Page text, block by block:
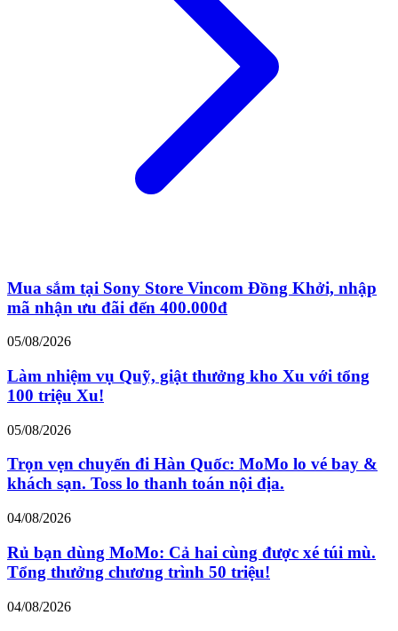
Mua sắm tại Sony Store Vincom Đồng Khởi, nhập
mã nhận ưu đãi đến 400.000đ
05/08/2026
Làm nhiệm vụ Quỹ, giật thưởng kho Xu với tổng
100 triệu Xu!
05/08/2026
Trọn vẹn chuyến đi Hàn Quốc: MoMo lo vé bay &
khách sạn. Toss lo thanh toán nội địa.
04/08/2026
Rủ bạn dùng MoMo: Cả hai cùng được xé túi mù.
Tổng thưởng chương trình 50 triệu!
04/08/2026